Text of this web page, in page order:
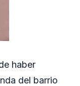
haber
del barrio